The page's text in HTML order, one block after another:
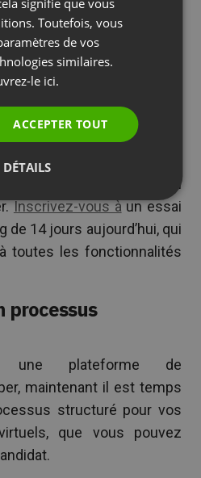
utilisé par les recruteurs
visuel tout au long d’un
virtuel. Cela est
vous accueillez plusieurs
devez choisir l’outil qui
La meilleure façon de le
outils pour voir si
Inscrivez-vous àun essai
de 14 jours aujourd’hui, qui
toutes les fonctionnalités
processus
une plateforme de
maintenant il est temps
structuré pour vos
que vous pouvez
PORTUGUESE
signifie que vous
Toutefois, vous
de vos
similaires.
le ici.
ACCEPTER TOUT
DÉTAILS